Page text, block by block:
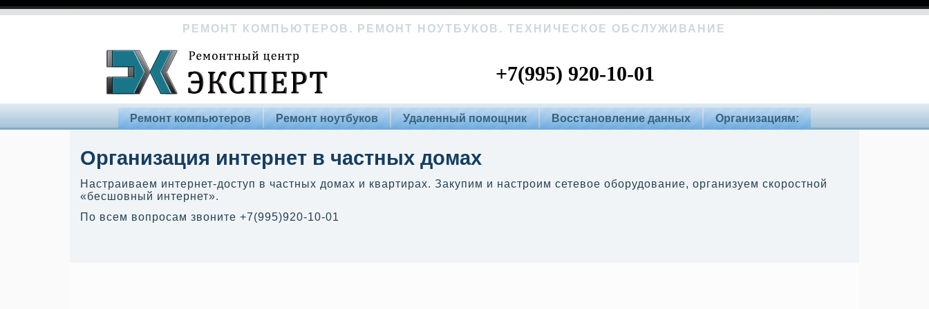
РЕМОНТ КОМПЬЮТЕРОВ. РЕМОНТ НОУТБУКОВ. ТЕХНИЧЕСКОЕ ОБСЛУЖИВАНИЕ
+7(995) 920-10-01
Ремонт компьютеров Ремонт ноутбуков Удаленный помощник Восстановление данных Организациям:
Организация интернет в частных домах
Настраиваем интернет-доступ в частных домах и квартирах. Закупим и настроим сетевое оборудование, организуем скоростной
«бесшовный интернет».
По всем вопросам звоните +7(995)920-10-01